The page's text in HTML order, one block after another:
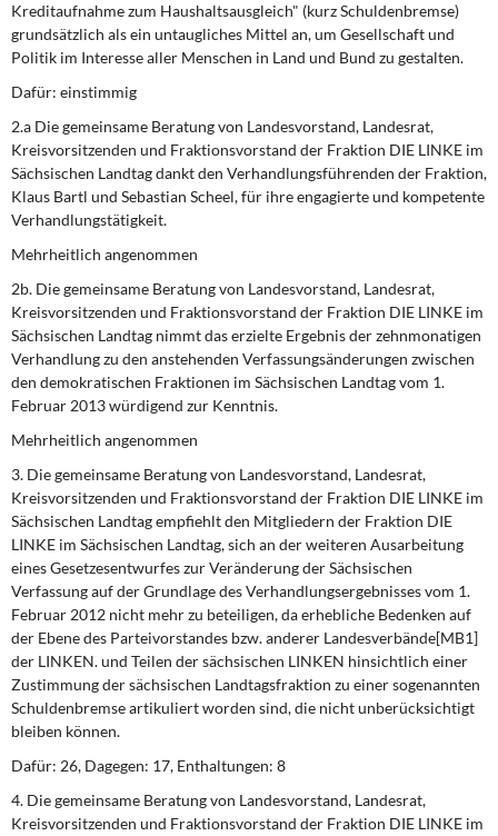
Kreditaufnahme zum Haushaltsausgleich" (kurz Schuldenbremse)
grundsätzlich als ein untaugliches Mittel an, um Gesellschaft und
Politik im Interesse aller Menschen in Land und Bund zu gestalten.
Dafür: einstimmig
2.a Die gemeinsame Beratung von Landesvorstand, Landesrat,
Kreisvorsitzenden und Fraktionsvorstand der Fraktion DIE LINKE im
Sächsischen Landtag dankt den Verhandlungsführenden der Fraktion,
Klaus Bartl und Sebastian Scheel, für ihre engagierte und kompetente
Verhandlungstätigkeit.
Mehrheitlich angenommen
2b. Die gemeinsame Beratung von Landesvorstand, Landesrat,
Kreisvorsitzenden und Fraktionsvorstand der Fraktion DIE LINKE im
Sächsischen Landtag nimmt das erzielte Ergebnis der zehnmonatigen
Verhandlung zu den anstehenden Verfassungsänderungen zwischen
den demokratischen Fraktionen im Sächsischen Landtag vom 1.
Februar 2013 würdigend zur Kenntnis.
Mehrheitlich angenommen
3. Die gemeinsame Beratung von Landesvorstand, Landesrat,
Kreisvorsitzenden und Fraktionsvorstand der Fraktion DIE LINKE im
Sächsischen Landtag empfiehlt den Mitgliedern der Fraktion DIE
LINKE im Sächsischen Landtag, sich an der weiteren Ausarbeitung
eines Gesetzesentwurfes zur Veränderung der Sächsischen
Verfassung auf der Grundlage des Verhandlungsergebnisses vom 1.
Februar 2012 nicht mehr zu beteiligen, da erhebliche Bedenken auf
der Ebene des Parteivorstandes bzw. anderer Landesverbände[MB1]
der LINKEN. und Teilen der sächsischen LINKEN hinsichtlich einer
Zustimmung der sächsischen Landtagsfraktion zu einer sogenannten
Schuldenbremse artikuliert worden sind, die nicht unberücksichtigt
bleiben können.
Dafür: 26, Dagegen: 17, Enthaltungen: 8
4. Die gemeinsame Beratung von Landesvorstand, Landesrat,
Kreisvorsitzenden und Fraktionsvorstand der Fraktion DIE LINKE im